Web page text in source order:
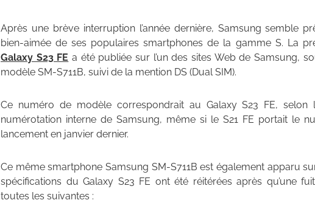
Après une brève interruption l’année dernière, Samsung semble
bien-aimée de ses populaires smartphones de la gamme S. La
Galaxy S23 FE a été publiée sur l’un des sites Web de Samsung,
modèle SM-S711B, suivi de la mention DS (Dual SIM).
Ce numéro de modèle correspondrait au Galaxy S23 FE,
numérotation interne de Samsung, même si le S21 FE portait le
lancement en janvier dernier.
Ce même smartphone Samsung SM-S711B est également apparu
spécifications du Galaxy S23 FE ont été réitérées après qu’une
toutes les suivantes :